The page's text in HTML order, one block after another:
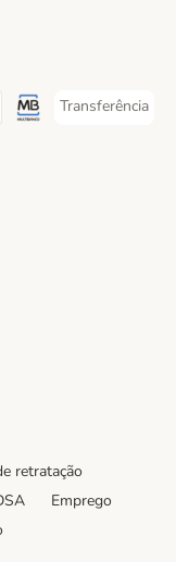
Method
Method
Multibanco Payment
Transferência
Transferência
retratação
Emprego